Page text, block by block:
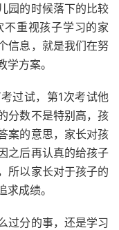
园的时候落下的比较
重视孩子学习的家
信息，就是我们在努
方案。
过试，第1次考试他
分数不是特别高，孩
案的意思，家长对孩
之后再认真的给孩子
所以家长对于孩子的
成绩。
过分的事，还是学习